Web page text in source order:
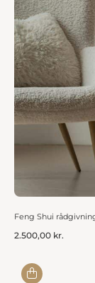
Feng Shui
2.500,00 kr.